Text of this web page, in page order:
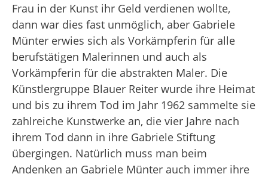
Frau in der Kunst ihr Geld verdienen wollte,
dann war dies fast unmöglich, aber Gabriele
Münter erwies sich als Vorkämpferin für alle
berufstätigen Malerinnen und auch als
Vorkämpferin für die abstrakten Maler. Die
Künstlergruppe Blauer Reiter wurde ihre Heimat
und bis zu ihrem Tod im Jahr 1962 sammelte sie
zahlreiche Kunstwerke an, die vier Jahre nach
ihrem Tod dann in ihre Gabriele Stiftung
übergingen. Natürlich muss man beim
Andenken an Gabriele Münter auch immer ihre